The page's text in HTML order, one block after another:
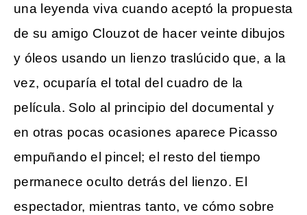
una leyenda viva cuando aceptó la propuesta
de su amigo Clouzot de hacer veinte dibujos
y óleos usando un lienzo traslúcido que, a la
vez, ocuparía el total del cuadro de la
película. Solo al principio del documental y
en otras pocas ocasiones aparece Picasso
empuñando el pincel; el resto del tiempo
permanece oculto detrás del lienzo. El
espectador, mientras tanto, ve cómo sobre